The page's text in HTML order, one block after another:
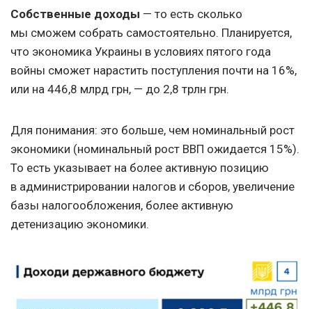
Собственные доходы — то есть сколько
мы сможем собрать самостоятельно. Планируется,
что экономика Украины в условиях пятого года
войны сможет нарастить поступления почти на 16%,
или на 446,8 млрд грн, — до 2,8 трлн грн.
Для понимания: это больше, чем номинальный рост
экономики (номинальный рост ВВП ожидается 15%).
То есть указывает на более активную позицию
в администрировании налогов и сборов, увеличение
базы налогообложения, более активную
детенизацию экономики.